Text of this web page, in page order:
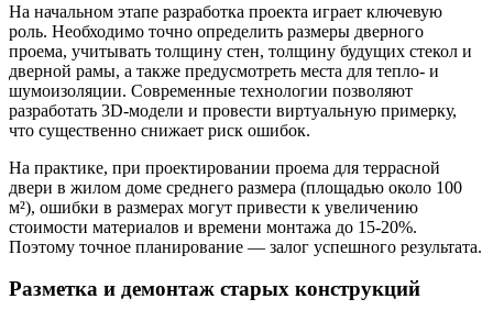
На начальном этапе разработка проекта играет ключевую
роль. Необходимо точно определить размеры дверного
проема, учитывать толщину стен, толщину будущих стекол и
дверной рамы, а также предусмотреть места для тепло- и
шумоизоляции. Современные технологии позволяют
разработать 3D-модели и провести виртуальную примерку,
что существенно снижает риск ошибок.
На практике, при проектировании проема для террасной
двери в жилом доме среднего размера (площадью около 100
м²), ошибки в размерах могут привести к увеличению
стоимости материалов и времени монтажа до 15-20%.
Поэтому точное планирование — залог успешного результата.
Разметка и демонтаж старых конструкций